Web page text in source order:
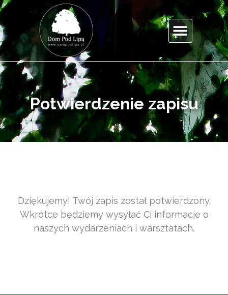
Potwierdzenie zapisu
Dziękujemy! Twój zapis został potwierdzony.
Wkrótce będziemy wysyłać Ci informacje o
naszych wydarzeniach i warsztatach.